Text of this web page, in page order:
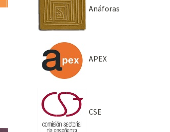
Anáforas
APEX
CSE